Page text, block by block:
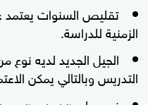
تقليص السنوات يعتمد
الزمنية للدراسة.
الجيل الجديد لديه نوع
التدريس وبالتالي يمكن